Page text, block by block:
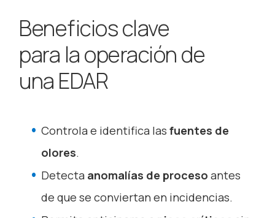
Beneficios clave
para la operación de
una EDAR
Controla e identifica lasfuentes de
olores.
Detecta anomalías de proceso antes
de que se conviertan en incidencias.